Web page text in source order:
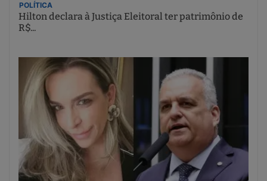
POLÍTICA
Hilton declara à Justiça Eleitoral ter patrimônio de
R$...